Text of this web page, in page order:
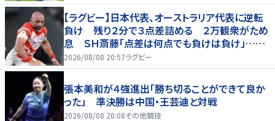
【ラグビー】日本代表、オーストラリア代表に逆転
負け 残り２分で３点差詰める ２万観衆がため
息 ＳＨ斎藤「点差は何点でも負けは負け」…前
半にＳＯ伊藤龍が先制トライ、３２ー３５で惜敗
2026/08/08 20:57ラグビー
張本美和が４強進出「勝ち切ることができて良か
った」 準決勝は中国・王芸迪と対戦
2026/08/08 20:08その他競技